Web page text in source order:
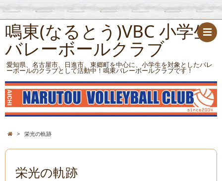
鳴東(なるとう)VBC 小学生
バレーボールクラブ
愛知県、名古屋市、日進市、東郷町を中心に、小学生を対象としたバレ
ーボールのクラブとして活動中！鳴東バレーボールクラブです！
> 栄光の軌跡
栄光の軌跡